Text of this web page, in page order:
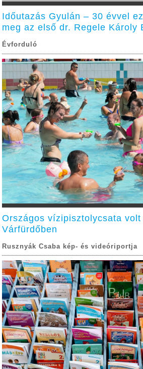
Időutazás Gyulán – 30 évvel
meg az első dr. Regele Károly
Évforduló
Országos vízipisztolycsata volt
Várfürdőben
Rusznyák Csaba kép- és videóriportja